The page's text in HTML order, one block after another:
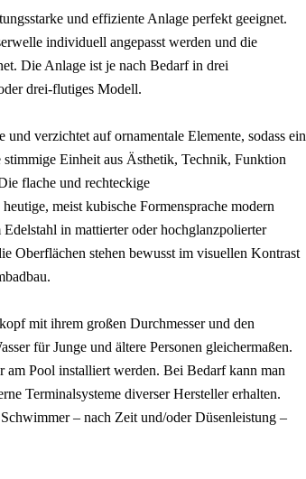
und effiziente Anlage perfekt geeignet.
individuell angepasst werden und die
Die Anlage ist je nach Bedarf in drei
drei-flutiges Modell.
verzichtet auf ornamentale Elemente, sodass ein
Einheit aus Ästhetik, Technik, Funktion
flache und rechteckige
meist kubische Formensprache modern
in mattierter oder hochglanzpolierter
Oberflächen stehen bewusst im visuellen Kontrast
mit ihrem großen Durchmesser und den
für Junge und ältere Personen gleichermaßen.
am Pool installiert werden. Bei Bedarf kann man
Terminalsysteme diverser Hersteller erhalten.
– nach Zeit und/oder Düsenleistung –